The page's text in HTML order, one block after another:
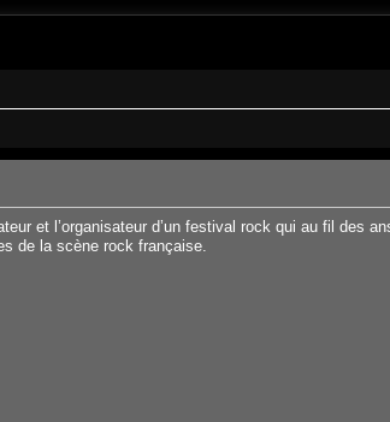
situé 9 rue Berthelot 83160 La Valette-du-Var. Il fêtera en
et l’organisateur d’un festival rock qui au fil des
de la scène rock française.